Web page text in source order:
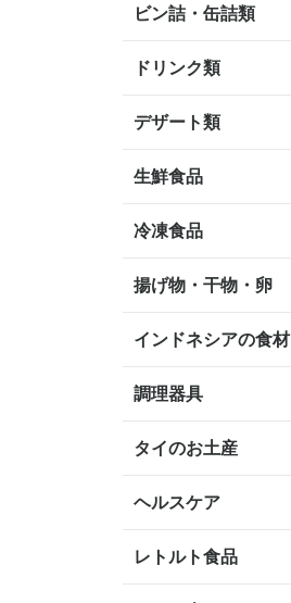
ビン詰・缶詰類
ドリンク類
デザート類
生鮮食品
冷凍食品
揚げ物・干物・卵
インドネシアの食材
調理器具
タイのお土産
ヘルスケア
レトルト食品